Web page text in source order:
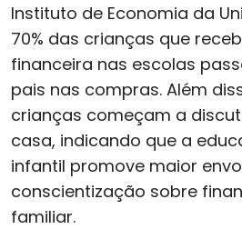
Instituto de Economia da
70% das crianças que
financeira nas escolas
pais nas compras. Além
crianças começam a
casa, indicando que a
infantil promove maior
conscientização sobre
familiar.